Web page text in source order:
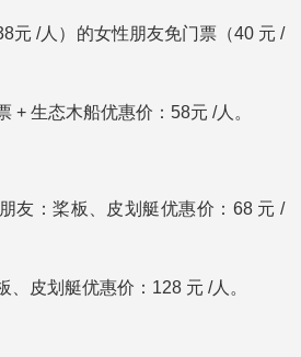
元 /人）的女性朋友免门票（40 元 /
+ 生态木船优惠价：58元 /人。
友：桨板、皮划艇优惠价：68 元 /
、皮划艇优惠价：128 元 /人。